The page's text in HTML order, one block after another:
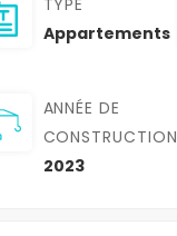
TYPE
Appartements
ANNÉE DE
CONSTRUCTION
2023